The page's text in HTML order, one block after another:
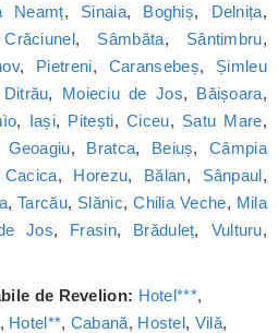
Neamț, Sinaia, Boghiș, Delnița,
Crăciunel, Sâmbăta, Sântimbru,
, Pietreni, Caransebeș, Șimleu
Ditrău, Moieciu de Jos, Băișoara,
, Iași, Pitești,Ciceu, Satu Mare,
Geoagiu, Bratca, Beiuș,Câmpia
Cacica, Horezu, Bălan, Sânpaul,
,Tarcău, Slănic,Chilia Veche, Mila
Jos, Frasin, Brăduleț, Vulturu,
de Revelion: Hotel***,
, Hotel**, Cabană, Hostel, Vilă,